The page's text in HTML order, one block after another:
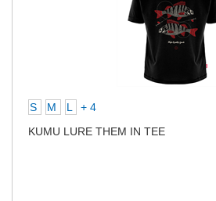
S M L
+ 4
KUMU LURE THEM IN TEE